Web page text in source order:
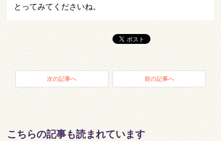
とってみてくださいね。
次の記事へ 前の記事へ
こちらの記事も読まれています